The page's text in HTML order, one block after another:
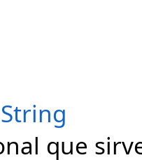
String
que